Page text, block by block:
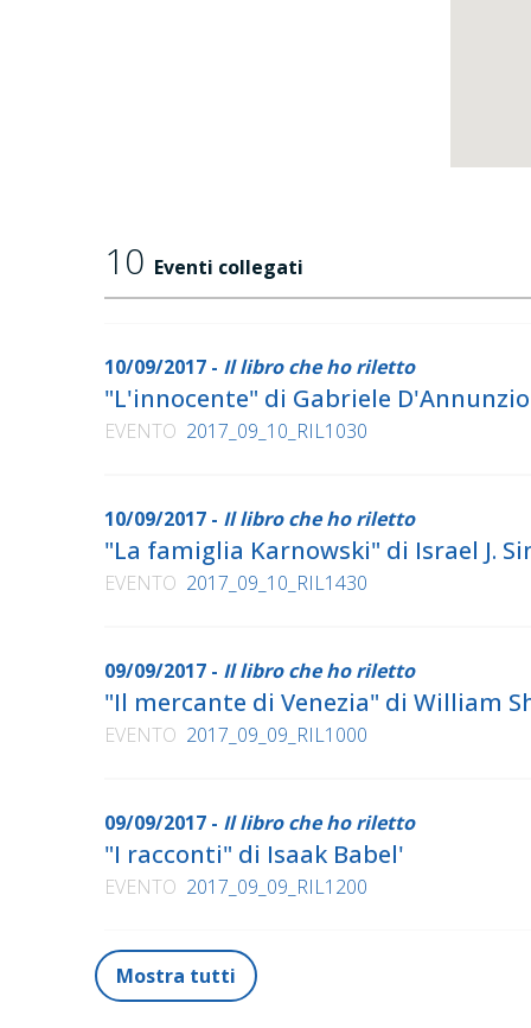
10 Eventi collegati
10/09/2017 - Il libro che ho riletto
"L'innocente" di Gabriele D'Annunzio
EVENTO 2017_09_10_RIL1030
10/09/2017 - Il libro che ho riletto
"La famiglia Karnowski" di Israel J.
EVENTO 2017_09_10_RIL1430
09/09/2017 - Il libro che ho riletto
"Il mercante di Venezia" di William
EVENTO 2017_09_09_RIL1000
09/09/2017 - Il libro che ho riletto
"I racconti" di Isaak Babel'
EVENTO 2017_09_09_RIL1200
Mostra tutti